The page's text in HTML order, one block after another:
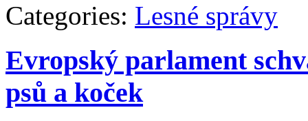
Categories: Lesné správy
Evropský parlament
psů a koček